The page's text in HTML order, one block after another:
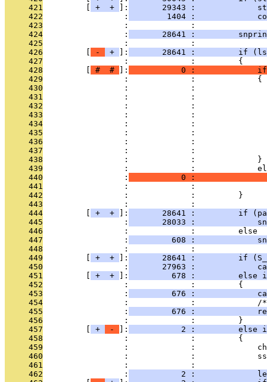
     421
+ + ]:
29343 :
     422
                 :
1404 :
     423
                 :             :
     424
                 :
28641 :
     425
                 :             :
     426
- + ]:
28641 :         if
     427
                 :             :         {
     428
# # ]:
0 :
     429
                 :             :             {
     430
:             :
     431
:             :
     432
:             :
     433
:             :
     434
:             :
     435
:             :
     436
:             :
     437
:             :
     438
                 :             :             }
     439
:             :
     440
                 :
0 :
     441
:             :
     442
                 :             :         }
     443
                 :             :
     444
+ + ]:
28641 :         if
     445
                 :
28033 :
     446
                 :             :         else
     447
                 :
608 :
     448
                 :             :
     449
+ + ]:
28641 :         if
     450
                 :
27963 :
     451
+ + ]:
678 :         else
     452
                 :             :         {
     453
                 :
676 :
     454
:             :
     455
                 :
676 :
     456
                 :             :         }
     457
+ - ]:
2 :         else
     458
                 :             :         {
     459
:             :
     460
:             :
     461
                 :             :
     462
                 :
2 :